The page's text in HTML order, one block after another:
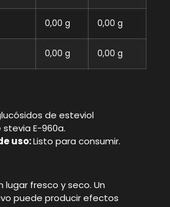
0,00 g 0,00 g
0,00 g 0,00 g
de esteviol
E-960a.
uso:Listo para consumir.
lugar fresco y seco. Un
puede producir efectos